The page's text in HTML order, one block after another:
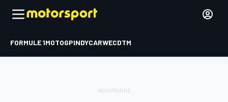
FORMULE 1MOTOGPINDYCARWECDTM